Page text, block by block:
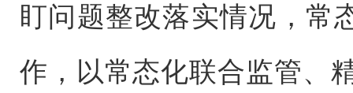
盯问题整改落实情况，常
作，以常态化联合监管、